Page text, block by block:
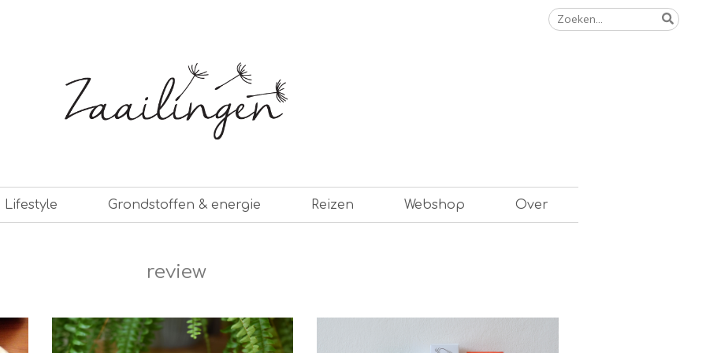
Zoeken
naar:
Lifestyle Grondstoffen & energie Reizen Webshop Over
review